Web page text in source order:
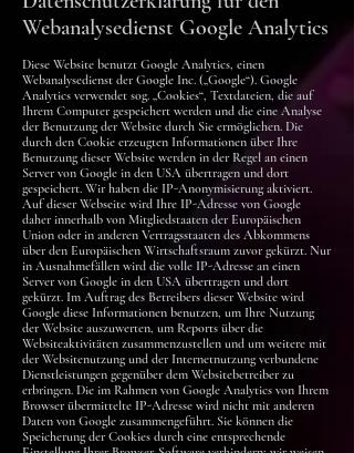
Webanalysedienst Google Analytics
Diese Website benutzt Google Analytics, einen
Webanalysedienst der Google Inc. („Google“). Google
Analytics verwendet sog. „Cookies“, Textdateien, die auf
Ihrem Computer gespeichert werden und die eine Analyse
der Benutzung der Website durch Sie ermöglichen. Die
durch den Cookie erzeugten Informationen über Ihre
Benutzung dieser Website werden in der Regel an einen
Server von Google in den USA übertragen und dort
gespeichert. Wir haben die IP-Anonymisierung aktiviert.
Auf dieser Webseite wird Ihre IP-Adresse von Google
daher innerhalb von Mitgliedstaaten der Europäischen
Union oder in anderen Vertragsstaaten des Abkommens
über den Europäischen Wirtschaftsraum zuvor gekürzt. Nur
in Ausnahmefällen wird die volle IP-Adresse an einen
Server von Google in den USA übertragen und dort
gekürzt. Im Auftrag des Betreibers dieser Website wird
Google diese Informationen benutzen, um Ihre Nutzung
der Website auszuwerten, um Reports über die
Websiteaktivitäten zusammenzustellen und um weitere mit
der Websitenutzung und der Internetnutzung verbundene
Dienstleistungen gegenüber dem Websitebetreiber zu
erbringen. Die im Rahmen von Google Analytics von Ihrem
Browser übermittelte IP-Adresse wird nicht mit anderen
Daten von Google zusammengeführt. Sie können die
Speicherung der Cookies durch eine entsprechende